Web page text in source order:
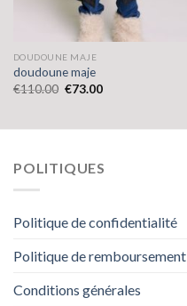
DOUDOUNE MAJE
doudoune maje
€110.00 €73.00
POLITIQUES
Politique de confidentialité
Politique de
Conditions générales